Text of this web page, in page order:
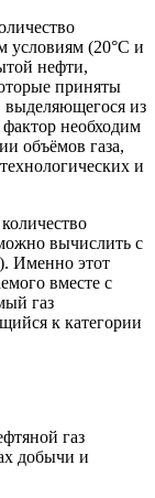
условиям (20°С и
нефти,
приняты
выделяющегося из
необходим
объёмов газа,
и
вычислить с
Именно этот
вместе с
газ
к категории
газ
добычи и